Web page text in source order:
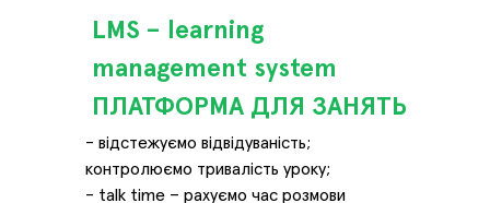
LMS – learning
management system
ПЛАТФОРМА ДЛЯ ЗАНЯТЬ
- відстежуємо відвідуваність;
контролюємо тривалість уроку;
- talk time – рахуємо час розмови